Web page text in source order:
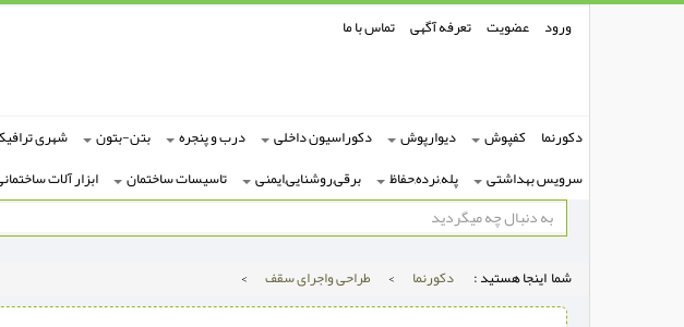
ورود عضویت تعرفه آگهی تماس با ما
دکورنما کفپوش دیوارپوش دکوراسیون داخلی درب و پنجره بتن-بتون شهری
سرویس بهداشتی
پله,نرده,حفاظ برقی,روشنایی,ایمنی تاسیسات ساختمان ابزار آلات
شما اینجا هستید : دکورنما > طراحی واجرای سقف >